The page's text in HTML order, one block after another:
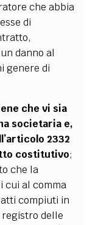
che abbia
di
danno al
genere di
che vi sia
societaria e,
2332
costitutivo;
che la
cui al comma
compiuti in
registro delle